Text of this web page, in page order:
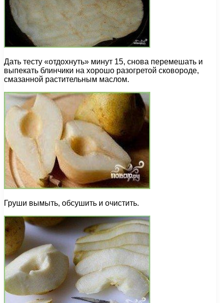
Дать тесту «отдохнуть» минут 15, снова перемешать и
выпекать блинчики на хорошо разогретой сковороде,
смазанной растительным маслом.
Груши вымыть, обсушить и очистить.